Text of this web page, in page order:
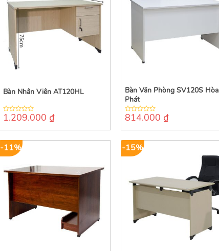
Bàn Nhân Viên AT120HL
0
of
1.209.000 ₫
Bàn Văn Phòng SV120S Hòa
Phát
0
of
814.000 ₫
-11% -15%